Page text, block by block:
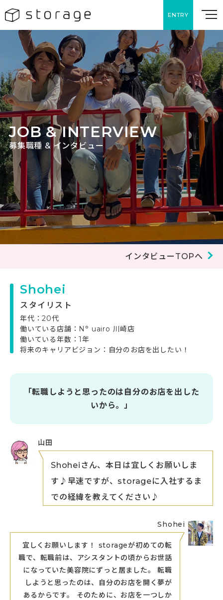
ENTRY
JOB & INTERVIEW
募集職種 & インタビュー
インタビューTOPへ
Shohei
スタイリスト
年代：20代
働いている店舗：N° uairo 川崎店
働いている年数：1年
将来のキャリアビジョン：自分のお店を出したい！
「転職しようと思ったのは自分のお店を出した
いから。」
山田
Shoheiさん、本日は宜しくお願いしま
す♪早速ですが、storageに入社するま
での経緯を教えてください♪
Shohei
宜しくお願いします！ storageが初めての転
職で、転職前は、アシスタントの頃からお世話
になっていた美容院にずっと居ました。 転職
しようと思ったのは、自分のお店を開く夢が
あるからです。 そのために、お店を一つしか